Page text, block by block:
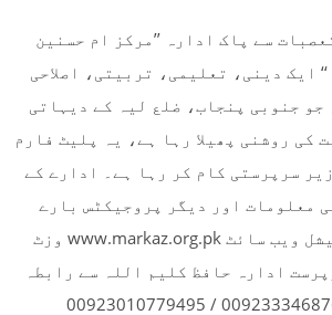
سے پاک ادارہ ’’مرکز ام حسنین
ایک دینی، تعلیمی، تربیتی، اصلاحی
جو جنوبی پنجاب، ضلع لیہ کے دیہاتی
کی روشنی پھیلا رہا ہے، یہ پلیٹ فارم
سرپرستی کام کر رہا ہے۔ ادارے کے
معلومات اور دیگر پروجیکٹس بارے
جاننے کےلیے آفیشل ویب سائٹ www.markaz.org.pk وزٹ
ادارہ حافظ کلیم اللہ سے رابطہ